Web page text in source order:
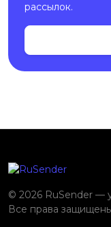
рассылок.
© 2026 RuSender —
Все права